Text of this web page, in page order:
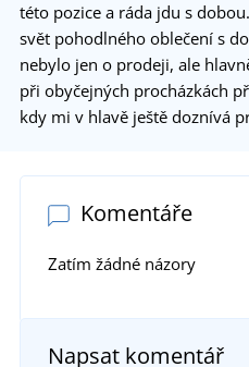
této pozice a ráda jdu s
svět pohodlného oblečení s
nebylo jen o prodeji, ale
při obyčejných procházkách
kdy mi v hlavě ještě doznívá
Komentáře
Zatím žádné názory
Napsat komentář